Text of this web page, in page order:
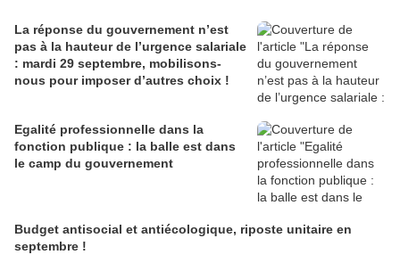
La réponse du gouvernement n’est
pas à la hauteur de l’urgence salariale
: mardi 29 septembre, mobilisons-
nous pour imposer d’autres choix !
Egalité professionnelle dans la
fonction publique : la balle est dans
le camp du gouvernement
Budget antisocial et antiécologique, riposte unitaire en
septembre !